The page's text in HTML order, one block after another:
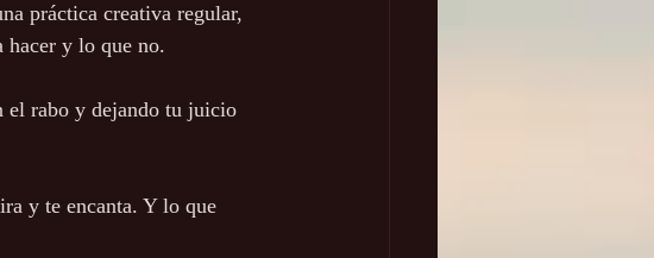
práctica creativa regular,
hacer y lo que no.
el rabo y dejando tu juicio
y te encanta. Y lo que